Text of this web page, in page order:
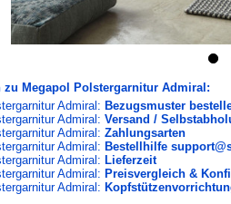
zu Megapol Polstergarnitur Admiral:
Admiral: Bezugsmuster
Admiral: Versand /
Admiral: Zahlungsarten
Admiral: Bestellhilfe
Admiral: Lieferzeit
Admiral: Preisvergleich &
Admiral: